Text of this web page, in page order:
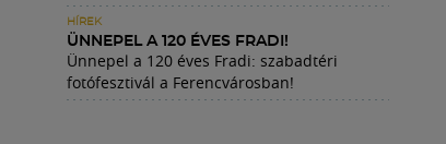
HÍREK
ÜNNEPEL A 120 ÉVES FRADI!
Ünnepel a 120 éves Fradi: szabadtéri
fotófesztivál a Ferencvárosban!